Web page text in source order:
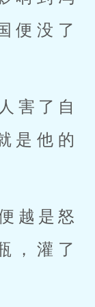
便没了
害了自
是他的
越是怒
，灌了